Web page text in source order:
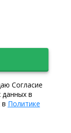
Согласие
в
в Политике